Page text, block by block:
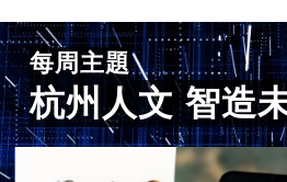
每周主題
杭州人文 智造